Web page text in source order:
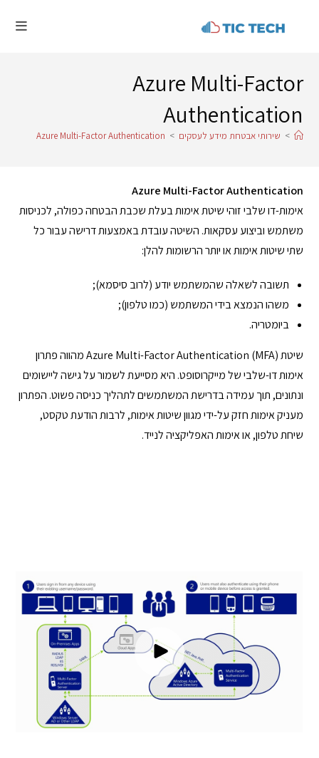
Azure Multi-Factor
Authentication
> שירותי אבטחת מידע לעסקים >
Azure Multi-Factor Authentication
Azure Multi-Factor Authentication
אימות-דו שלבי זוהי שיטת אימות בעלת שכבת הבטחה כפולה, לכניסות
משתמש וביצוע עסקאות. השיטה עובדת באמצעות דרישה עבור כל
שתי שיטות אימות או יותר הרשומות להלן:
תשובה לשאלה שהמשתמש יודע (לרוב סיסמא);
משהו הנמצא בידי המשתמש (כמו טלפון);
ביומטריה.
שיטת Azure Multi-Factor Authentication (MFA) מהווה פתרון
אימות דו-שלבי של מייקרוסופט. היא מסייעת לשמור על גישה ליישומים
ונתונים, תוך עמידה בדרישת המשתמשים לתהליך כניסה פשוט. הפתרון
מעניק אימות חזק על-ידי מגוון שיטות אימות, לרבות הודעת טקסט,
שיחת טלפון, או אימות האפליקציה לנייד.